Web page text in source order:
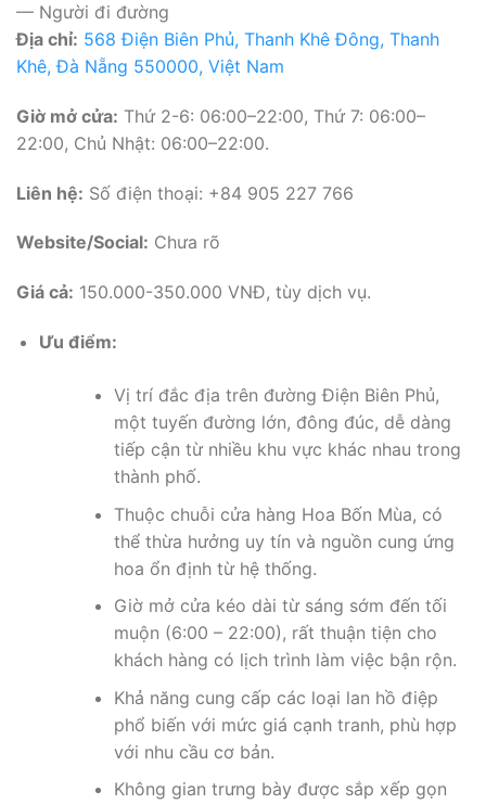
— Người đi đường
Địa chỉ: 568 Điện Biên Phủ, Thanh Khê Đông, Thanh
Khê, Đà Nẵng 550000, Việt Nam
Giờ mở cửa: Thứ 2-6: 06:00–22:00, Thứ 7: 06:00–
22:00, Chủ Nhật: 06:00–22:00.
Liên hệ: Số điện thoại: +84 905 227 766
Website/Social: Chưa rõ
Giá cả: 150.000-350.000 VNĐ, tùy dịch vụ.
Ưu điểm:
Vị trí đắc địa trên đường Điện Biên Phủ,
một tuyến đường lớn, đông đúc, dễ dàng
tiếp cận từ nhiều khu vực khác nhau trong
thành phố.
Thuộc chuỗi cửa hàng Hoa Bốn Mùa, có
thể thừa hưởng uy tín và nguồn cung ứng
hoa ổn định từ hệ thống.
Giờ mở cửa kéo dài từ sáng sớm đến tối
muộn (6:00 – 22:00), rất thuận tiện cho
khách hàng có lịch trình làm việc bận rộn.
Khả năng cung cấp các loại lan hồ điệp
phổ biến với mức giá cạnh tranh, phù hợp
với nhu cầu cơ bản.
Không gian trưng bày được sắp xếp gọn